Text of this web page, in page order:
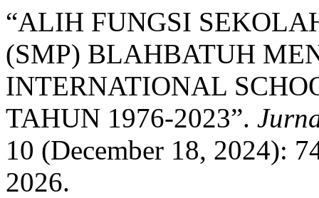
“ALIH FUNGSI
(SMP) BLAHBATUH
INTERNATIONAL
TAHUN 1976-2023”.
10 (December 18, 2024):
2026.